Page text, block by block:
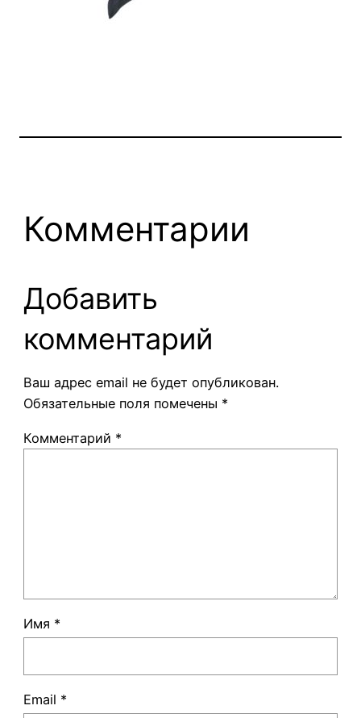
Комментарии
Добавить
комментарий
Ваш адрес email не будет опубликован.
Обязательные поля помечены *
Комментарий *
Имя *
Email *